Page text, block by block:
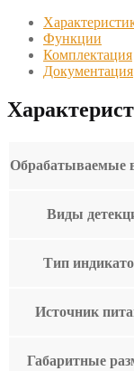
Функции
Комплектация
Документация
Обрабатываемые
Виды
Тип
Источник
Габаритные